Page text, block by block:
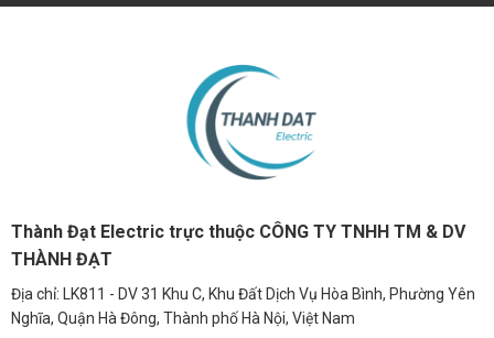
Thành Đạt Electric trực thuộc CÔNG TY TNHH TM & DV
THÀNH ĐẠT
Địa chỉ: LK811 - DV 31 Khu C, Khu Đất Dịch Vụ Hòa Bình, Phường Yên
Nghĩa, Quận Hà Đông, Thành phố Hà Nội, Việt Nam